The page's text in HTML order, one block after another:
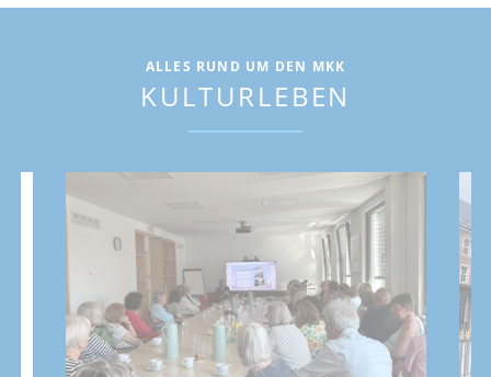
ALLES RUND UM DEN MKK
KULTURLEBEN